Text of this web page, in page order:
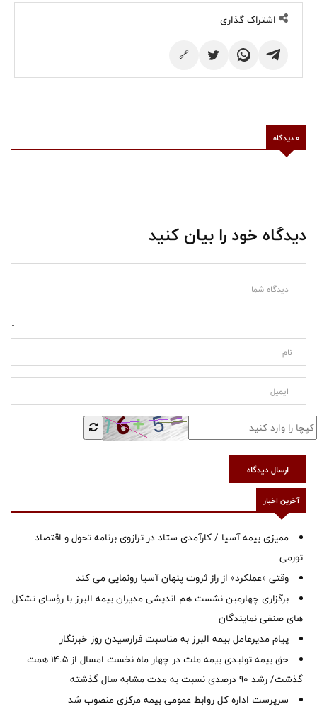
اشتراک گذاری
🔗
0 دیدگاه
دیدگاه خود را بیان کنید
ارسال دیدگاه
آخرین اخبار
ممیزی بیمه آسیا / کارآمدی ستاد در ترازوی برنامه تحول و اقتصاد
تورمی
وقتی «عملکرد» از راز ثروت پنهان آسیا رونمایی می کند
برگزاری چهارمین نشست هم اندیشی مدیران بیمه البرز با رؤسای تشکل
های صنفی نمایندگان
پیام مدیرعامل بیمه البرز به مناسبت فرارسیدن روز خبرنگار
حق بیمه تولیدی بیمه ملت در چهار ماه نخست امسال از 14.5 همت
گذشت/ رشد 90 درصدی نسبت به مدت مشابه سال گذشته
سرپرست اداره كل روابط عمومی بیمه مركزی منصوب شد